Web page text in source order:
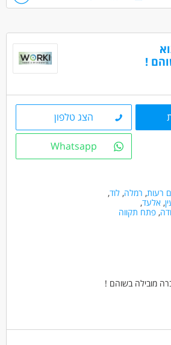
!
הצג טלפון
Whatsapp
רעות, רמלה,לוד,
,אלעד,
,פתח תקווה
מובילה בשוהם !
, ימי כיף /ארוחות בחדר אוכל ועוד )